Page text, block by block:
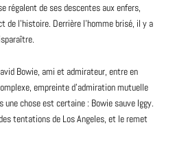
régalent de ses descentes aux enfers,
de l’histoire. Derrière l’homme brisé, il y a
Bowie, ami et admirateur, entre en
empreinte d’admiration mutuelle
chose est certaine : Bowie sauve Iggy.
tentations de Los Angeles, et le remet